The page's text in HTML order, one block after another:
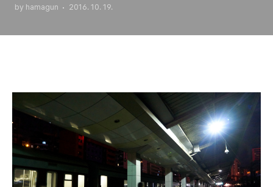
by hamagun 2016. 10. 19.